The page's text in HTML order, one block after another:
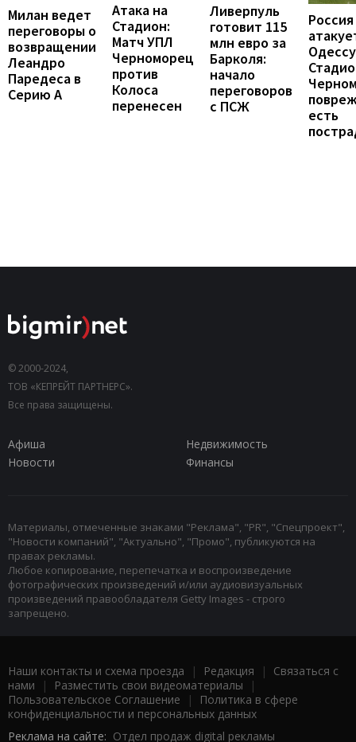
Милан ведет
переговоры о
возвращении
Леандро
Паредеса в
Серию А
Атака на
Стадион:
Матч УПЛ
Черноморец
против
Колоса
перенесен
Ливерпуль
готовит 115
млн евро за
Барколя:
начало
переговоров
с ПСЖ
Россия
есть
© 2000-2024,
ТОВ «КЕПРЕЙТ ПАРТНЕРС».
Все права защищены.
Афиша
Недвижимость
Новости
Финансы
Материалы, отмеченные знаками "Реклама", "PR", "Спецпроект",
"Новости компаний", "Актуально", "Промо", публикуются на
правах рекламы.
Любое копирование, перепечатка и воспроизведение
фотографических произведений и/или аудиовизуальных
произведений правообладателя Getty Images - строго
запрещено.
Наши контакты и схема проезда | Редакция | Связаться с
нами | Разместить свои видеоматериалы |
Пользовательское Соглашение |
Политика в сфере
конфиденциальности и персональных данных
Реклама на сайте: Отдел продаж digital рекламы